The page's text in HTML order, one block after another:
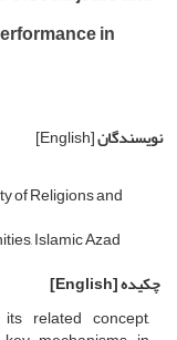
in
نویسندگان[English]
of Religions and
Islamic Azad
چکیده[English]
related concept,